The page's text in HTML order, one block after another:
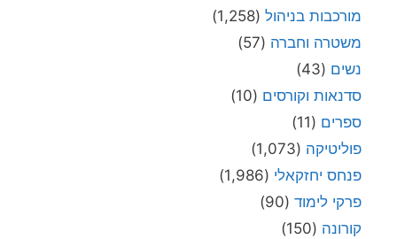
מורכבות בניהול (1,258)
משטרה וחברה (57)
נשים (43)
סדנאות וקורסים (10)
ספרים (11)
פוליטיקה (1,073)
פנחס יחזקאלי (1,986)
פרקי לימוד (90)
קורונה (150)